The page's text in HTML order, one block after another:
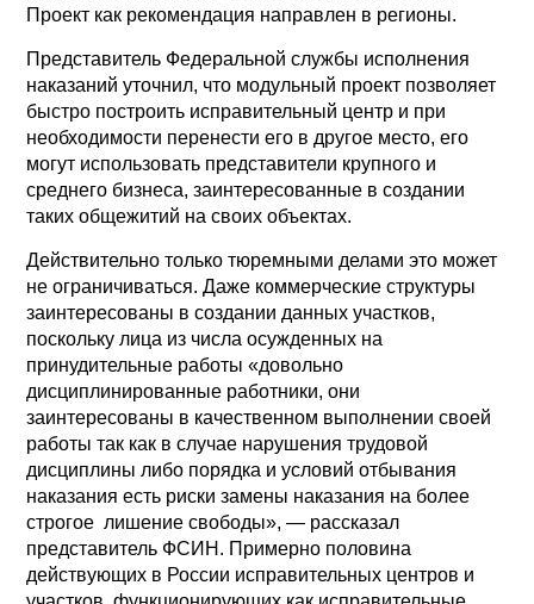
Проект как рекомендация направлен в регионы.
Представитель Федеральной службы исполнения
наказаний уточнил, что модульный проект позволяет
быстро построить исправительный центр и при
необходимости перенести его в другое место, его
могут использовать представители крупного и
среднего бизнеса, заинтересованные в создании
таких общежитий на своих объектах.
Действительно только тюремными делами это может
не ограничиваться. Даже коммерческие структуры
заинтересованы в создании данных участков,
поскольку лица из числа осужденных на
принудительные работы «довольно
дисциплинированные работники, они
заинтересованы в качественном выполнении своей
работы так как в случае нарушения трудовой
дисциплины либо порядка и условий отбывания
наказания есть риски замены наказания на более
строгое лишение свободы», — рассказал
представитель ФСИН. Примерно половина
действующих в России исправительных центров и